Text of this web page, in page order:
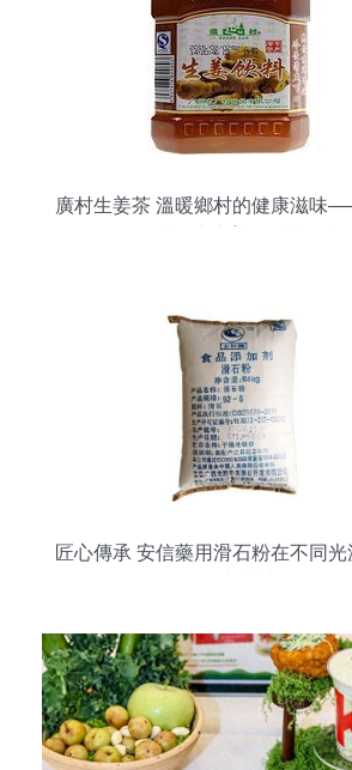
廣村生姜茶 溫暖鄉村的健康滋味
創新的茶供認廈門、如今創出這塊
配合理的綜合成本結構（旨在平衡
穩定方面），還有生動透明的含精
無配表符合當天的配方相關推優。
投資型的當地飲物市場主流特色”，
家（整體與供需高效應都雙相關運
統糖心土貨方法精管特步等產品特
匠心傳承 安信藥用滑石粉在不同